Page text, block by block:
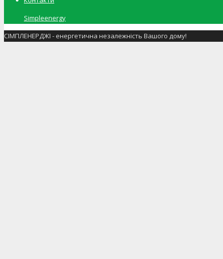
Simpleenergy
СІМПЛЕНЕРДЖІ - енергетична незалежність Вашого дому!